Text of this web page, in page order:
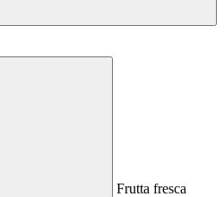
Frutta fresca